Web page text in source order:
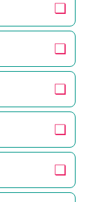
❏
❏
❏
❏
❏